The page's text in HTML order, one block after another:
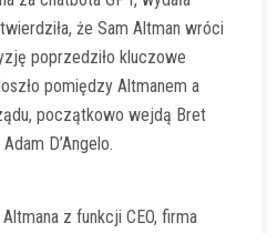
że Sam Altman wróci
poprzedziło kluczowe
pomiędzy Altmanem a
początkowo wejdą Bret
D’Angelo.
z funkcji CEO, firma